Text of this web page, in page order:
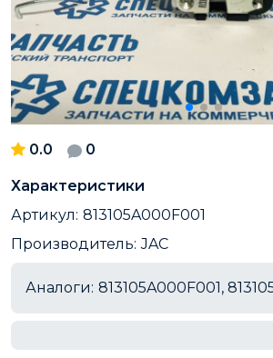
0.0 0
Характеристики
Артикул: 813105A000F001
Производитель: JAC
Аналоги: 813105A000F001,